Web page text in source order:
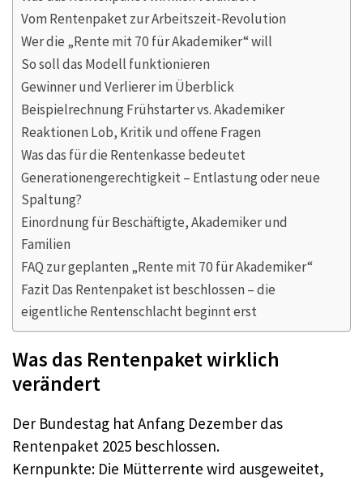
Vom Rentenpaket zur Arbeitszeit-Revolution
Wer die „Rente mit 70 für Akademiker“ will
So soll das Modell funktionieren
Gewinner und Verlierer im Überblick
Beispielrechnung Frühstarter vs. Akademiker
Reaktionen Lob, Kritik und offene Fragen
Was das für die Rentenkasse bedeutet
Generationengerechtigkeit – Entlastung oder neue
Spaltung?
Einordnung für Beschäftigte, Akademiker und
Familien
FAQ zur geplanten „Rente mit 70 für Akademiker“
Fazit Das Rentenpaket ist beschlossen – die
eigentliche Rentenschlacht beginnt erst
Was das Rentenpaket wirklich
verändert
Der Bundestag hat Anfang Dezember das
Rentenpaket 2025 beschlossen.​
Kernpunkte: Die Mütterrente wird ausgeweitet,